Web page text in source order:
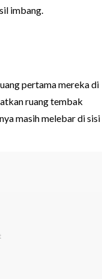
imbang.
pertama mereka di
ruang tembak
masih melebar di sisi